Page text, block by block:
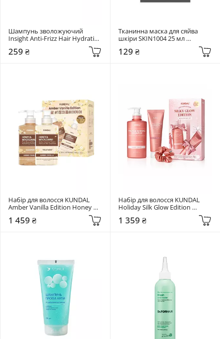
Шампунь зволожуючий
Insight Anti-Frizz Hair Hydrating
259 ₴
Тканинна маска для сяйва
шкіри SKIN1004 25 мл
Brightening Glow Mask
129 ₴
Набір для волосся KUNDAL
Amber Vanilla Edition Honey &
1 459 ₴
Набір для волосся KUNDAL
Holiday Silk Glow Edition
Protein Bonding Care Set Violet
Muguet 3 шт
1 359 ₴